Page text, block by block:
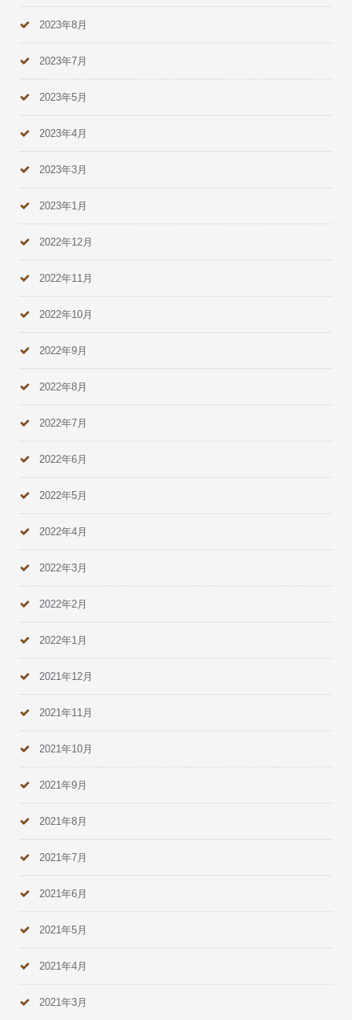
2023年8月
2023年7月
2023年5月
2023年4月
2023年3月
2023年1月
2022年12月
2022年11月
2022年10月
2022年9月
2022年8月
2022年7月
2022年6月
2022年5月
2022年4月
2022年3月
2022年2月
2022年1月
2021年12月
2021年11月
2021年10月
2021年9月
2021年8月
2021年7月
2021年6月
2021年5月
2021年4月
2021年3月